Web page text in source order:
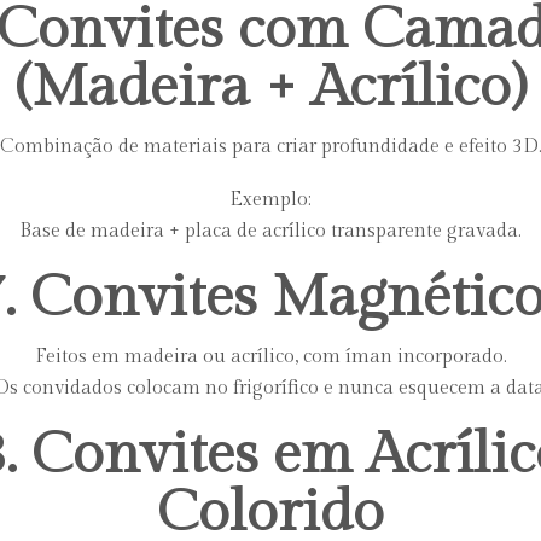
com
(Madeira + Acrílico)
Combinação de materiais para criar profundidade e efeito 3D.
Exemplo:
Base de madeira + placa de acrílico transparente gravada.
Convites
Feitos em madeira ou acrílico, com íman incorporado.
convidados colocam no frigorífico e nunca esquecem a
Convites em
Colorido